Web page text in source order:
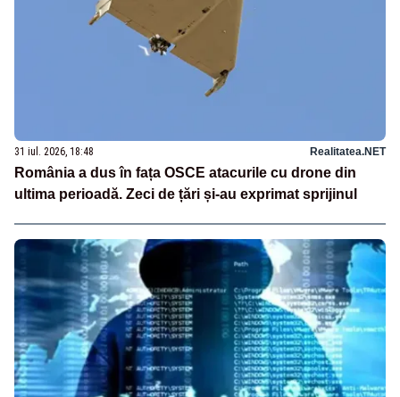
31 iul. 2026, 18:48 Realitatea.NET
România a dus în fața OSCE atacurile cu drone din
ultima perioadă. Zeci de țări și-au exprimat sprijinul